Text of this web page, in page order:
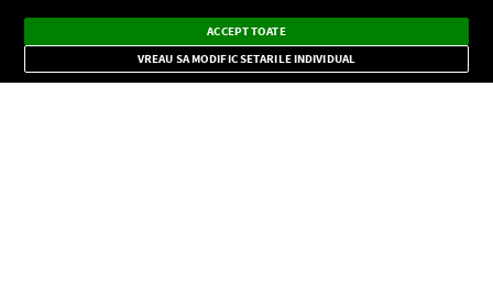
CONFIDENŢIALITATE
Dark
Mode
Radio live, podcasturi, știri și alerte
importante.
×
ACCEPT TOATE
VREAU SA MODIFIC SETARILE INDIVIDUAL